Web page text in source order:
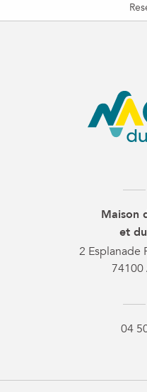
Maison
et
2 Esplanade
74100
04